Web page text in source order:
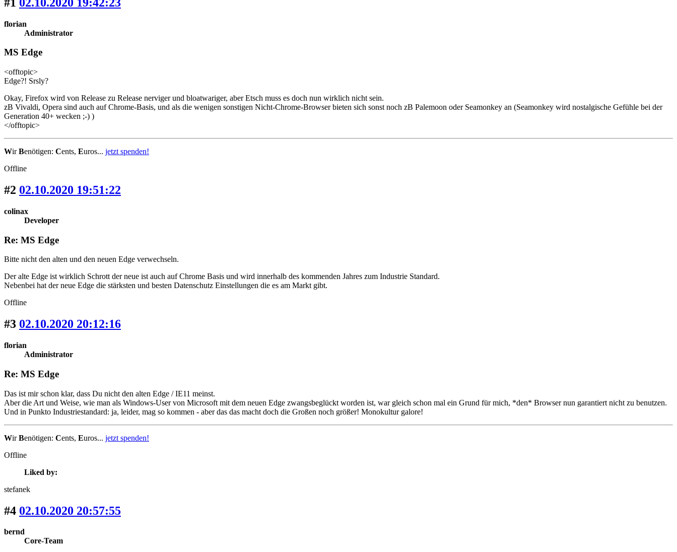
florian
Administrator
MS Edge
<offtopic>
Edge?! Srsly?
Okay, Firefox wird von Release zu Release nerviger und bloatwariger, aber Etsch muss es doch nun wirklich nicht sein.
zB Vivaldi, Opera sind auch auf Chrome-Basis, und als die wenigen sonstigen Nicht-Chrome-Browser bieten sich sonst noch zB Palemoon oder Seamonkey an (Seamonkey wird nostalgische Gefühle bei der
Generation 40+ wecken ;-) )
</offtopic>
WirBenötigen: Cents, Euros... jetzt spenden!
Offline
#2 02.10.2020 19:51:22
colinax
Developer
Re: MS Edge
Bitte nicht den alten und den neuen Edge verwechseln.
Der alte Edge ist wirklich Schrott der neue ist auch auf Chrome Basis und wird innerhalb des kommenden Jahres zum Industrie Standard.
Nebenbei hat der neue Edge die stärksten und besten Datenschutz Einstellungen die es am Markt gibt.
Offline
#3 02.10.2020 20:12:16
florian
Administrator
Re: MS Edge
Das ist mir schon klar, dass Du nicht den alten Edge / IE11 meinst.
Aber die Art und Weise, wie man als Windows-User von Microsoft mit dem neuen Edge zwangsbeglückt worden ist, war gleich schon mal ein Grund für mich, *den* Browser nun garantiert nicht zu benutzen.
Und in Punkto Industriestandard: ja, leider, mag so kommen - aber das das macht doch die Großen noch größer! Monokultur galore!
WirBenötigen: Cents, Euros... jetzt spenden!
Offline
Liked by:
stefanek
#4 02.10.2020 20:57:55
bernd
Core-Team